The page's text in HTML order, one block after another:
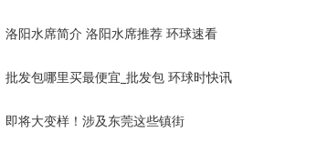
洛阳水席简介 洛阳水席推荐 环球速看
批发包哪里买最便宜_批发包 环球时快讯
即将大变样！涉及东莞这些镇街